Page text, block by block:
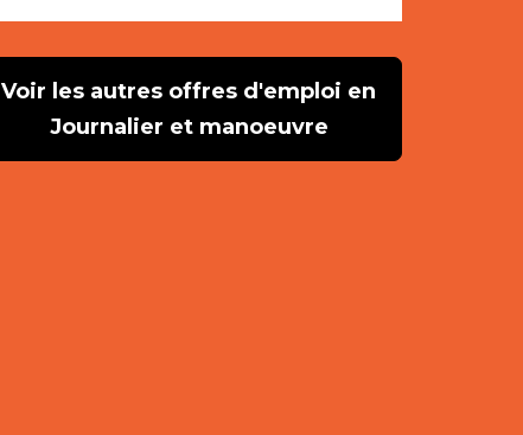
Voir les autres offres d'emploi en
Journalier et manoeuvre